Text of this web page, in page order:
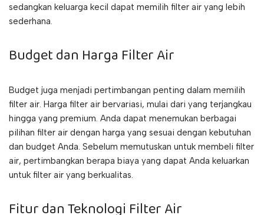
sedangkan keluarga kecil dapat memilih filter air yang lebih
sederhana.
Budget dan Harga Filter Air
Budget juga menjadi pertimbangan penting dalam memilih
filter air. Harga filter air bervariasi, mulai dari yang terjangkau
hingga yang premium. Anda dapat menemukan berbagai
pilihan filter air dengan harga yang sesuai dengan kebutuhan
dan budget Anda. Sebelum memutuskan untuk membeli filter
air, pertimbangkan berapa biaya yang dapat Anda keluarkan
untuk filter air yang berkualitas.
Fitur dan Teknologi Filter Air